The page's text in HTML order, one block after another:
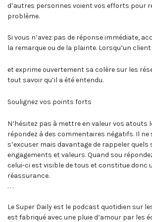
d’autres personnes voient vos efforts pour
problème.
Si vous n’avez pas de réponse immédiate,
la remarque ou de la plainte. Lorsqu’un
et exprime ouvertement sa colère sur les
tout savoir qu’il a été entendu.
Soulignez vos points forts
N’hésitez pas à mettre en valeur vos atouts
répondez à des commentaires négatifs. Il ne
s’excuser mais davantage de rappeler quels
engagements et valeurs. Quand sou
celui-ci est visible de tous et constitue donc
réassurance.
. . .
Le Super Daily est le podcast quotidien sur
est fabriqué avec une pluie d’amour par les